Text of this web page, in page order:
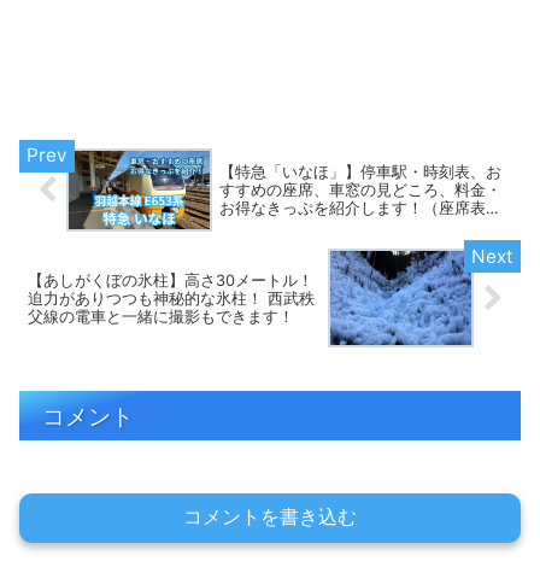
【特急「いなほ」】停車駅・時刻表、お
すすめの座席、車窓の見どころ、料金・
お得なきっぷを紹介します！（座席表あ
【あしがくぼの氷柱】高さ30メートル！
迫力がありつつも神秘的な氷柱！ 西武秩
父線の電車と一緒に撮影もできます！
コメント
コメントを書き込む